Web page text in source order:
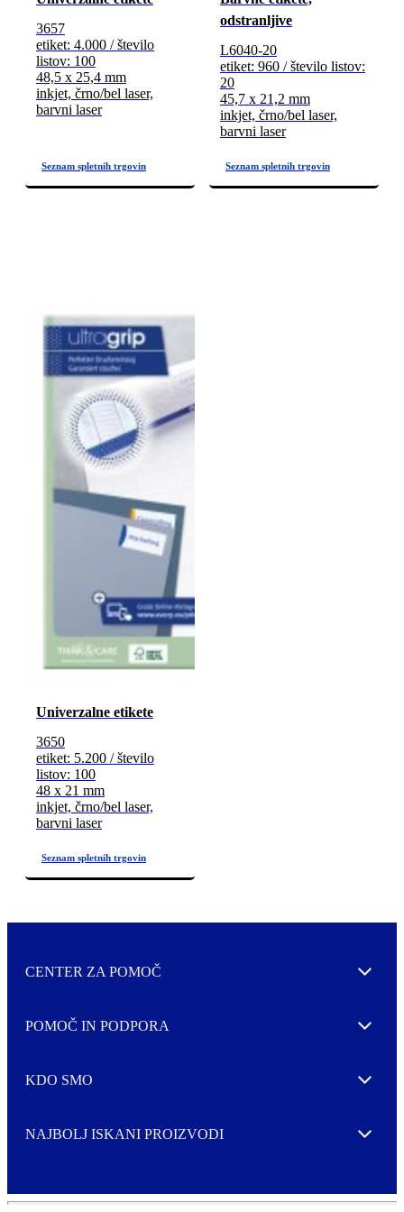
3657
etiket: 4.000 / število
listov: 100
48,5 x 25,4 mm
inkjet, črno/bel laser,
barvni laser
odstranljive
L6040-20
etiket: 960 / število listov:
20
45,7 x 21,2 mm
inkjet, črno/bel laser,
barvni laser
Univerzalne etikete
3650
etiket: 5.200 / število
listov: 100
48 x 21 mm
inkjet, črno/bel laser,
barvni laser
CENTER ZA POMOČ Expand
POMOČ IN PODPORA Expand
KDO SMO Expand
NAJBOLJ ISKANI PROIZVODI Expand